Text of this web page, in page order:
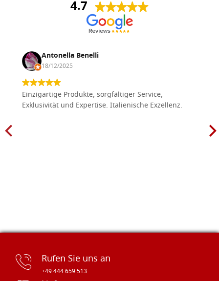
4.7
Antonella Benelli
18/12/2025
Einzigartige Produkte, sorgfältiger Service,
Exklusivität und Expertise. Italienische Exzellenz.
Rufen Sie uns an
+49 444 659 513